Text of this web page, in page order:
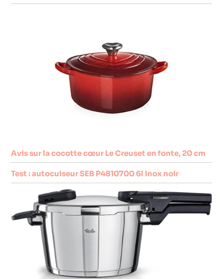
Avis sur la cocotte cœur Le Creuset en fonte, 20 cm
Test : autocuiseur SEB P4810700 6l inox noir